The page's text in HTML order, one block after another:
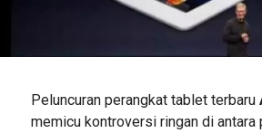
Peluncuran perangkat tablet terbaru
memicu kontroversi ringan di antara